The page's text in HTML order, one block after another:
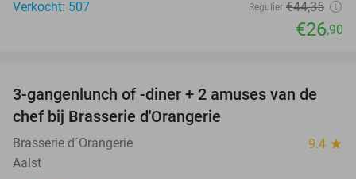
Verkocht: 507
Regulier €44,35
€26,90
48%
3-gangenlunch of -diner + 2 amuses van de
chef bij Brasserie d'Orangerie
Brasserie d´Orangerie 9.4 star
Aalst